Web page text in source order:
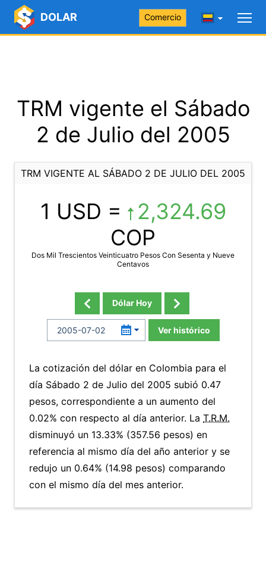
DOLAR Comercio
TRM vigente el Sábado
2 de Julio del 2005
TRM VIGENTE AL SÁBADO 2 DE JULIO DEL 2005
1 USD =
2,324.69
COP
Dos Mil Trescientos Veinticuatro Pesos Con Sesenta y Nueve
Centavos
Dólar Hoy
Ver histórico
La cotización del dólar en Colombia para el
día Sábado 2 de Julio del 2005 subió 0.47
pesos, correspondiente a un aumento del
0.02% con respecto al día anterior. La T.R.M.
disminuyó un 13.33% (357.56 pesos) en
referencia al mismo día del año anterior y se
redujo un 0.64% (14.98 pesos) comparando
con el mismo día del mes anterior.